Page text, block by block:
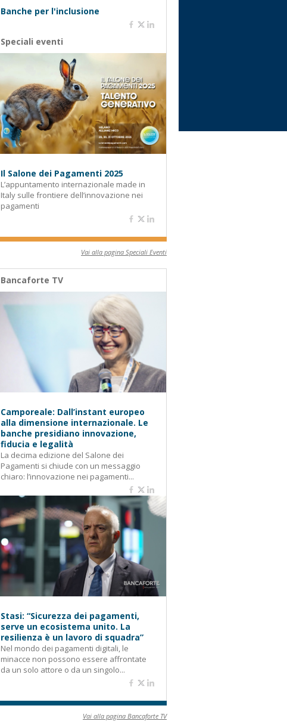
Banche per l'inclusione
Speciali eventi
Il Salone dei Pagamenti 2025
L’appuntamento internazionale made in
Italy sulle frontiere dell’innovazione nei
pagamenti
Vai alla pagina Speciali Eventi
Bancaforte TV
Camporeale: Dall’instant europeo
alla dimensione internazionale. Le
banche presidiano innovazione,
fiducia e legalità
La decima edizione del Salone dei
Pagamenti si chiude con un messaggio
chiaro: l’innovazione nei pagamenti...
Stasi: “Sicurezza dei pagamenti,
serve un ecosistema unito. La
resilienza è un lavoro di squadra”
Nel mondo dei pagamenti digitali, le
minacce non possono essere affrontate
da un solo attore o da un singolo...
Vai alla pagina Bancaforte TV